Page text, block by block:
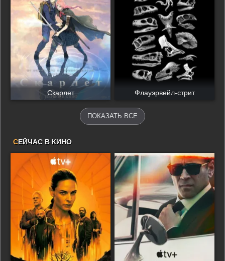
Скарлет Флауэрвейл-стрит
ПОКАЗАТЬ ВСЕ
СЕЙЧАС В КИНО